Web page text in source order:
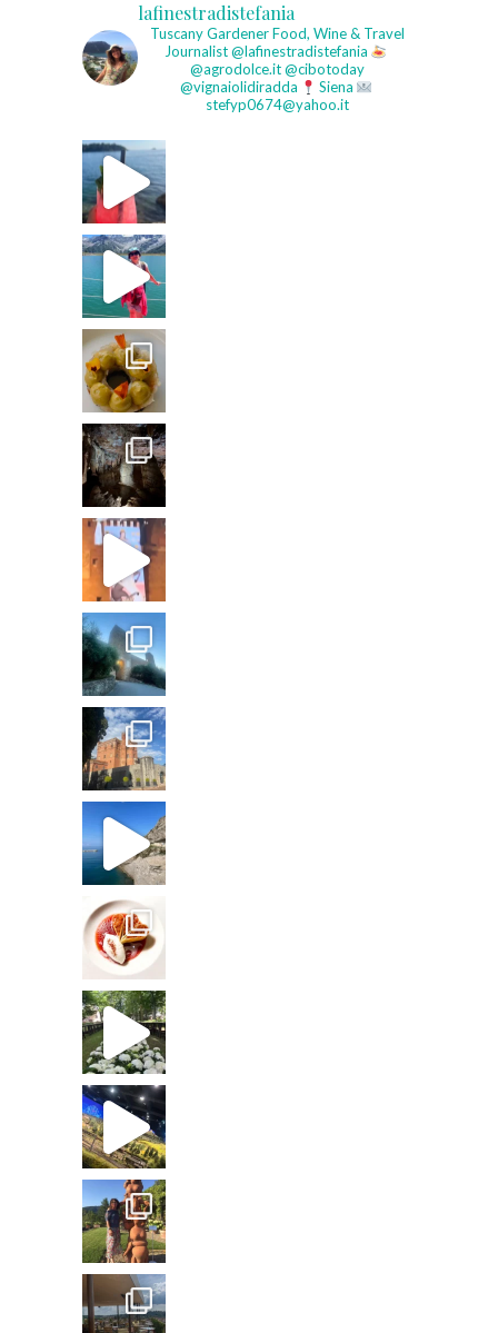
lafinestradistefania
Tuscany GardenerFood, Wine & Travel
Journalist@lafinestradistefania
@agrodolce.it @cibotoday
@vignaiolidiradda
Siena
stefyp0674@yahoo.it